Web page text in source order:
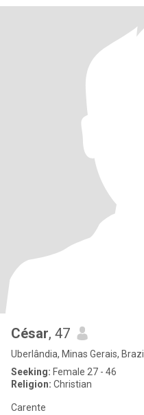
César, 47
Uberlândia, Minas Gerais, Brazil
Seeking: Female 27 - 46
Religion: Christian
Carente